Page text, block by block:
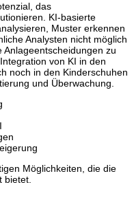
das
KI-basierte
Muster erkennen
Analysten nicht möglich
zu
von KI in den
noch in den Kinderschuhen
und Überwachung.
Möglichkeiten, die die
bietet.